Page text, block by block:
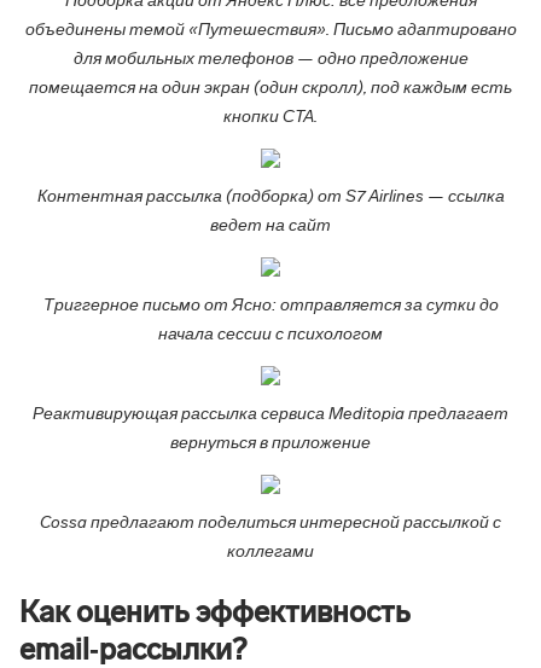
объединены темой «Путешествия». Письмо адаптировано
для мобильных телефонов — одно предложение
помещается на один экран (один скролл), под каждым есть
кнопки СTA.
Контентная рассылка (подборка) от S7 Airlines — ссылка
ведет на сайт
Триггерное письмо от Ясно: отправляется за сутки до
начала сессии с психологом
Реактивирующая рассылка сервиса Meditopia предлагает
вернуться в приложение
Cossa предлагают поделиться интересной рассылкой с
коллегами
Как оценить эффективность
email‑рассылки?